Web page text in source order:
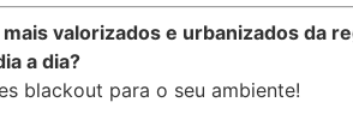
valorizados e urbanizados da
a dia?
blackout para o seu ambiente!